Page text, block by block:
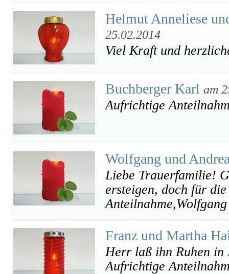
Helmut Anneliese
25.02.2014
Viel Kraft und
Buchberger Karl am
Aufrichtige
Wolfgang und
Liebe Trauerfamilie!
ersteigen, doch für
Franz und Martha
Herr laß ihn Ruhen in
Aufrichtige